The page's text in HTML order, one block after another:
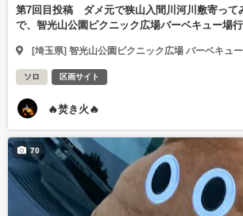
第7回目投稿 ダメ元で狭山入間川河川敷寄って
で、智光山公園ピクニック広場バーベキュー場行
[埼玉県] 智光山公園ピクニック広場 バーベキュ
ソロ 区画サイト
🔥焚き火🔥
70